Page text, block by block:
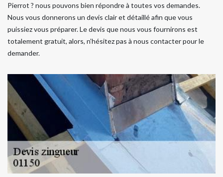
Pierrot ? nous pouvons bien répondre à toutes vos demandes.
Nous vous donnerons un devis clair et détaillé afin que vous
puissiez vous préparer. Le devis que nous vous fournirons est
totalement gratuit, alors, n’hésitez pas à nous contacter pour le
demander.